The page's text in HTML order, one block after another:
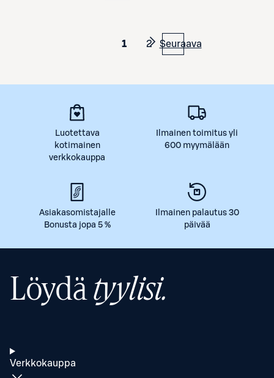
1 2 Seuraava
Luotettava
kotimainen
verkkokauppa
Ilmainen toimitus yli
600 myymälään
Asiakasomistajalle
Bonusta jopa 5 %
Ilmainen palautus 30
päivää
Löydä tyylisi.
Verkkokauppa